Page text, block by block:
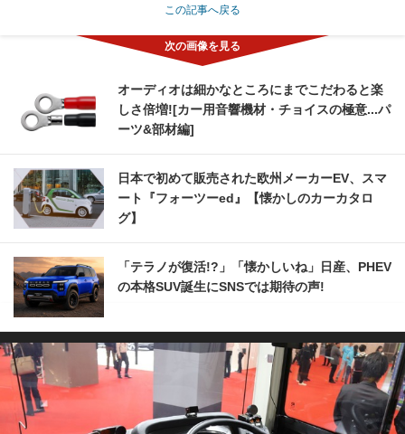
この記事へ戻る
オーディオは細かなところにまでこだわると楽
しさ倍増![カー用音響機材・チョイスの極意...パ
ーツ&部材編]
日本で初めて販売された欧州メーカーEV、スマ
ート『フォーツーed』【懐かしのカーカタロ
グ】
「テラノが復活!?」「懐かしいね」日産、PHEV
の本格SUV誕生にSNSでは期待の声!